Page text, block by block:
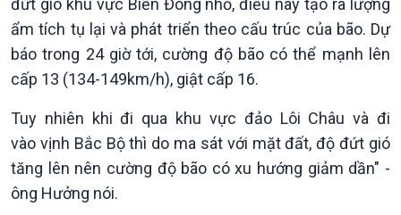
Xã hội
Tin Đời sống & Xã hội
Khoa học & Công nghệ
đứt gió khu vực Biển Đông nhỏ, điều này tạo ra lượng
ẩm tích tụ lại và phát triển theo cấu trúc của bão. Dự
báo trong 24 giờ tới, cường độ bão có thể mạnh lên
cấp 13 (134-149km/h), giật cấp 16.
Tuy nhiên khi đi qua khu vực đảo Lôi Châu và đi
vào vịnh Bắc Bộ thì do ma sát với mặt đất, độ đứt gió
tăng lên nên cường độ bão có xu hướng giảm dần" -
ông Hưởng nói.